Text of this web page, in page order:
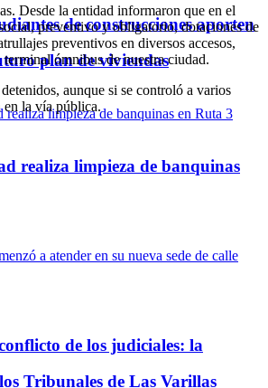
de construcciones aporten
plan de viviendas
realiza limpieza de banquinas
de los judiciales: la
Tribunales de Las Varillas
Desde la entidad informaron que en el
preventivo y obligatorio, dotaciones de
preventivos en diversos accesos,
terminal ómnibus de nuestra ciudad.
aunque si se controló a varios
en la vía pública.